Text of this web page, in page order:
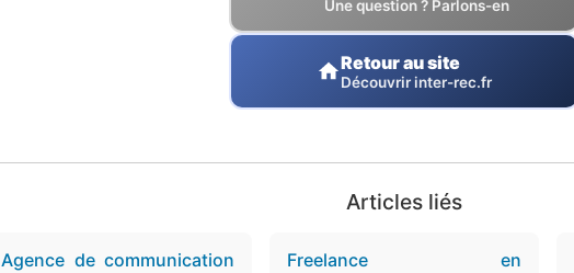
Une question ? Parlons-en
Retour au site
Découvrir inter-rec.fr
Articles liés
Agence de communication
Freelance en